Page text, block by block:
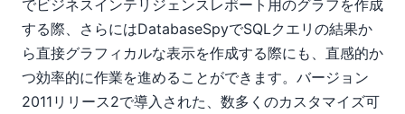
でビジネスインテリジェンスレポート用のグラフを作成
する際、さらにはDatabaseSpyでSQLクエリの結果か
ら直接グラフィカルな表示を作成する際にも、直感的か
つ効率的に作業を進めることができます。バージョン
2011リリース2で導入された、数多くのカスタマイズ可